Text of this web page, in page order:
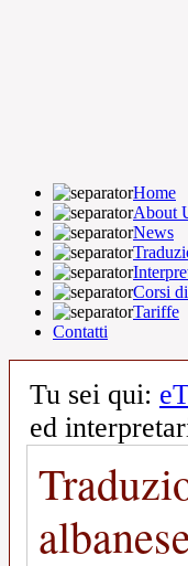
Home
About
News
Corsi
Tariffe
Contatti
Tu sei qui:
ed